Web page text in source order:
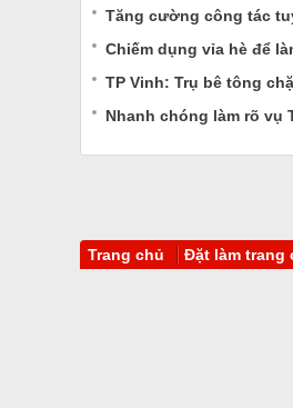
Tăng cường công tác
Chiếm dụng vỉa hè để
TP Vinh: Trụ bê tông
Nhanh chóng làm rõ vụ
Trang chủ Đặt làm trang